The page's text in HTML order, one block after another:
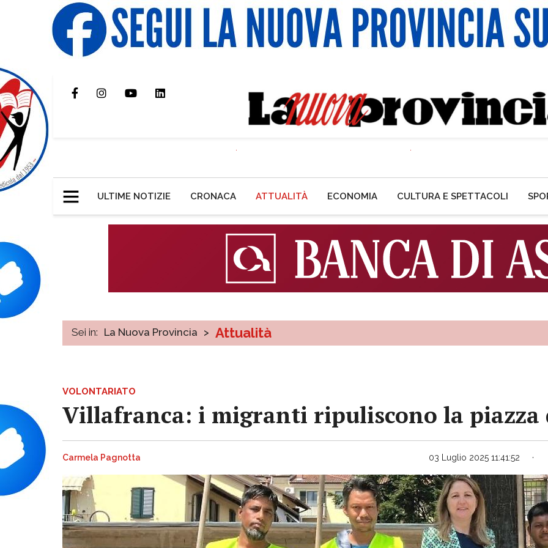
ULTIME NOTIZIE CRONACA ATTUALITÀ ECONOMIA CULTURA E SPETTACOLI
Sei in: La Nuova Provincia > Attualità
VOLONTARIATO
Villafranca: i migranti ripuliscono la piazza
Carmela Pagnotta 03 Luglio 2025 11:41:52